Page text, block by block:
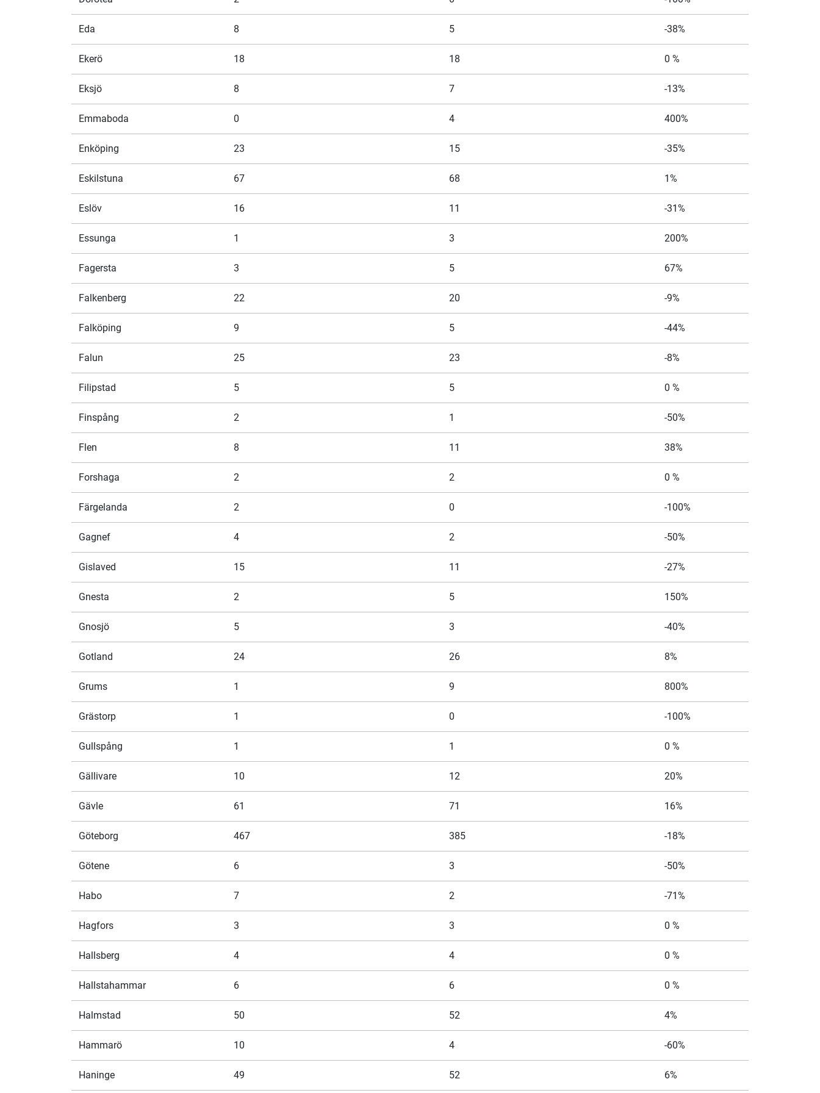
Eda 8 5 -38%
Ekerö 18 18 0 %
Eksjö 8 7 -13%
Emmaboda 0 4 400%
Enköping 23 15 -35%
Eskilstuna 67 68 1%
Eslöv 16 11 -31%
Essunga 1 3 200%
Fagersta 3 5 67%
Falkenberg 22 20 -9%
Falköping 9 5 -44%
Falun 25 23 -8%
Filipstad 5 5 0 %
Finspång 2 1 -50%
Flen 8 11 38%
Forshaga 2 2 0 %
Färgelanda 2 0 -100%
Gagnef 4 2 -50%
Gislaved 15 11 -27%
Gnesta 2 5 150%
Gnosjö 5 3 -40%
Gotland 24 26 8%
Grums 1 9 800%
Grästorp 1 0 -100%
Gullspång 1 1 0 %
Gällivare 10 12 20%
Gävle 61 71 16%
Göteborg 467 385 -18%
Götene 6 3 -50%
Habo 7 2 -71%
Hagfors 3 3 0 %
Hallsberg 4 4 0 %
Hallstahammar 6 6 0 %
Halmstad 50 52 4%
Hammarö 10 4 -60%
Haninge 49 52 6%